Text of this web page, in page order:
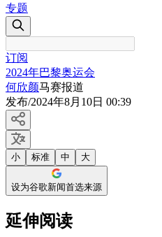
专题
订阅
2024年巴黎奥运会
何欣颜马赛报道
发布/2024年8月10日 00:39
小 标准 中 大
设为谷歌新闻首选来源
延伸阅读